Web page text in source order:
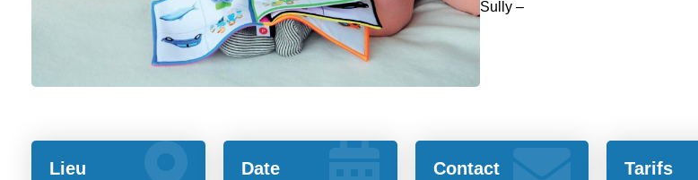
Sully –
Lieu Date Contact Tarifs